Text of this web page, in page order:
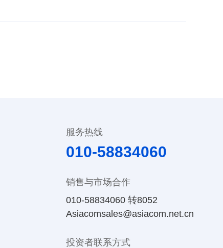
服务热线
010-58834060
销售与市场合作
010-58834060 转8052
Asiacomsales@asiacom.net.cn
投资者联系方式